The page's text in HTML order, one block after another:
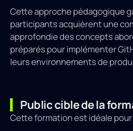
Cette approche pédagogique
participants acquièrent une
approfondie des concepts
préparés pour implémenter
leurs environnements de
Public cible de la
Cette formation est idéale pour